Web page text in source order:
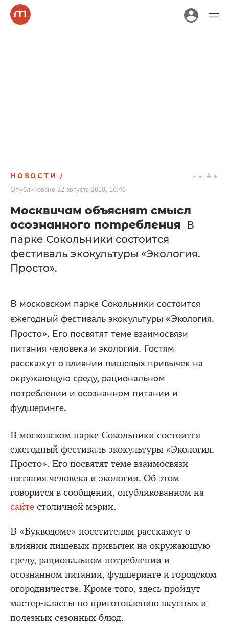
НОВОСТИ
Опубликовано 22 августа 2018, 16:46
a A
Москвичам объяснят смысл
осознанного потребления В
парке Сокольники состоится
фестиваль экокультуры «Экология.
Просто».
В московском парке Сокольники состоится
ежегодный фестиваль экокультуры «Экология.
Просто». Его посвятят теме взаимосвязи
питания человека и экологии. Гостям
расскажут о влиянии пищевых привычек на
окружающую среду, рациональном
потреблении и осознанном питании и
фудшеринге.
В московском парке Сокольники состоится
ежегодный фестиваль экокультуры «Экология.
Просто». Его посвятят теме взаимосвязи
питания человека и экологии. Об этом
говорится в сообщении, опубликованном на
сайте столичной мэрии.
В «Букводоме» посетителям расскажут о
влиянии пищевых привычек на окружающую
среду, рациональном потреблении и
осознанном питании, фудшеринге и городском
огородничестве. Кроме того, здесь пройдут
мастер-классы по приготовлению вкусных и
полезных сезонных блюд.